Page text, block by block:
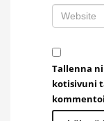
Tallenna
kotisivuni